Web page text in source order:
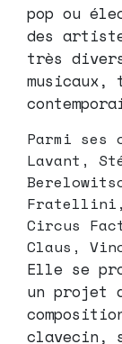
pop ou
des
très
musicaux,
Parmi ses
Lavant,
Fratellini,
Circus
Claus,
Elle se
un projet
clavecin,